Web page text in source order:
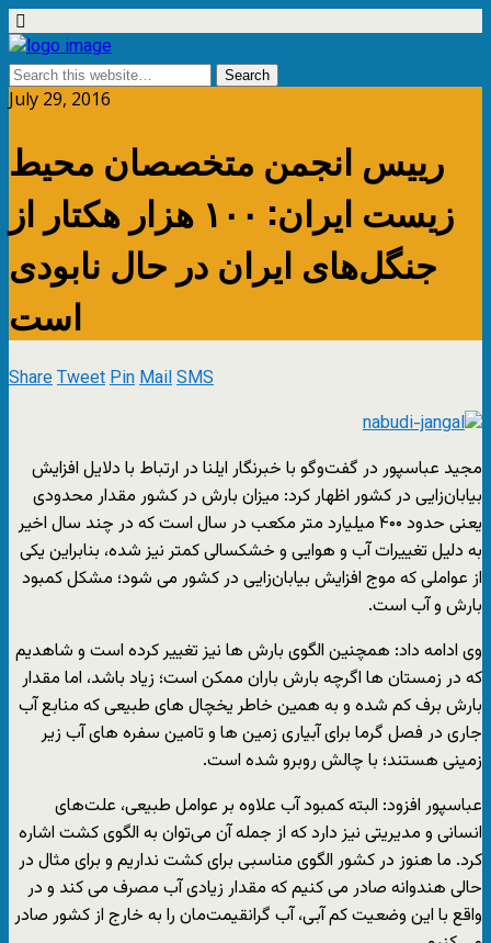
July 29, 2016
رییس انجمن متخصصان محیط
زیست ایران: ۱۰۰ هزار هکتار از
جنگل‌های ایران در حال نابودی
است
ShareTweetPinMailSMS
مجید عباسپور در گفت‌وگو با خبرنگار ایلنا در ارتباط با دلایل افزایش
بیابان‌زایی در کشور اظهار کرد: میزان بارش در کشور مقدار محدودی
یعنی حدود ۴۰۰ میلیارد متر مکعب در سال است که در چند سال اخیر
به دلیل تغییرات آب و هوایی و خشکسالی کمتر نیز شده، بنابراین یکی
از عواملی که موج افزایش بیابان‌زایی در کشور می شود؛ مشکل کمبود
بارش و آب است.
وی ادامه داد: همچنین الگوی بارش ها نیز تغییر کرده است و شاهدیم
که در زمستان ها اگرچه بارش باران ممکن است؛ زیاد باشد، اما مقدار
بارش برف کم شده و به همین خاطر یخچال های طبیعی که منابع آب
جاری در فصل گرما برای آبیاری زمین ها و تامین سفره های آب زیر
زمینی هستند؛ با چالش روبرو شده است.
عباسپور افزود: البته کمبود آب علاوه بر عوامل طبیعی، علت‌های
انسانی و مدیریتی نیز دارد که از جمله آن می‌توان به الگوی کشت اشاره
کرد. ما هنوز در کشور الگوی مناسبی برای کشت نداریم و برای مثال در
حالی هندوانه صادر می کنیم که مقدار زیادی آب مصرف می کند و در
واقع با این وضعیت کم آبی، آب گرانقیمت‌مان را به خارج از کشور صادر